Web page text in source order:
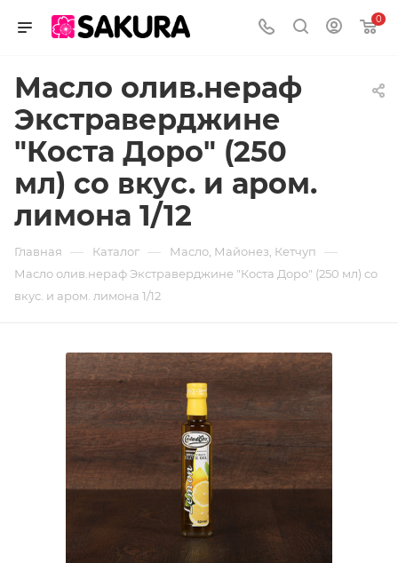
0
Масло олив.нераф
Экстраверджине
"Коста Доро" (250
мл) со вкус. и аром.
лимона 1/12
Главная — Каталог — Масло, Майонез, Кетчуп —
Масло олив.нераф Экстраверджине "Коста Доро" (250 мл) со
вкус. и аром. лимона 1/12